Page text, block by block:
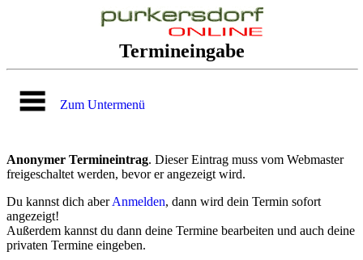
Termineingabe
Zum Untermenü
Anonymer Termineintrag. Dieser Eintrag muss vom Webmaster
freigeschaltet werden, bevor er angezeigt wird.
Du kannst dich aberAnmelden, dann wird dein Termin sofort
angezeigt!
Außerdem kannst du dann deine Termine bearbeiten und auch deine
privaten Termine eingeben.